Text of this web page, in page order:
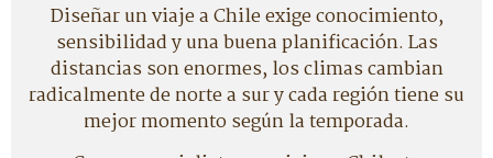
Diseñar un viaje a Chile exige conocimiento,
sensibilidad y una buena planificación. Las
distancias son enormes, los climas cambian
radicalmente de norte a sur y cada región tiene su
mejor momento según la temporada.